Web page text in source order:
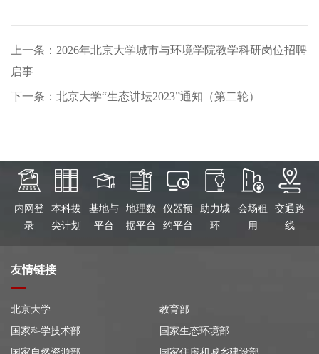
上一条：2026年北京大学城市与环境学院教学科研岗位招聘
启事
下一条：北京大学“生态讲坛2023”通知（第二轮）
内网登
录
本科拔
尖计划
基地与
平台
地理数
据平台
仪器预
约平台
助力城
环
会场租
用
交通路
线
友情链接
北京大学
教育部
国家科学技术部
国家生态环境部